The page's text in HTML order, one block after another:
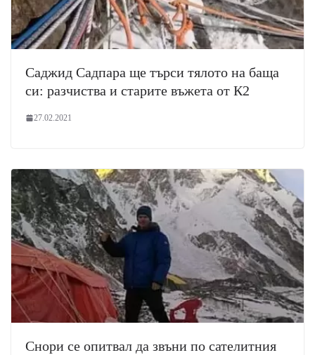
Саджид Садпара ще търси тялото на баща
си: разчиства и старите въжета от К2
27.02.2021
Снори се опитвал да звъни по сателитния